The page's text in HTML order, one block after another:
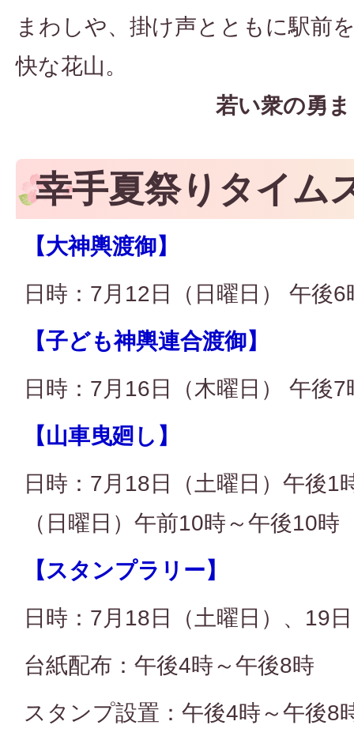
まわしや、掛け声とともに駅前
快な花山。
若い衆の勇
幸手夏祭りタイム
【大神輿渡御】
日時：7月12日（日曜日） 午後
【子ども神輿連合渡御】
日時：7月16日（木曜日） 午後
【山車曳廻し】
日時：7月18日（土曜日）午後1
（日曜日）午前10時～午後10時
【スタンプラリー】
日時：7月18日（土曜日）、19
台紙配布：午後4時～午後8時
スタンプ設置：午後4時～午後8